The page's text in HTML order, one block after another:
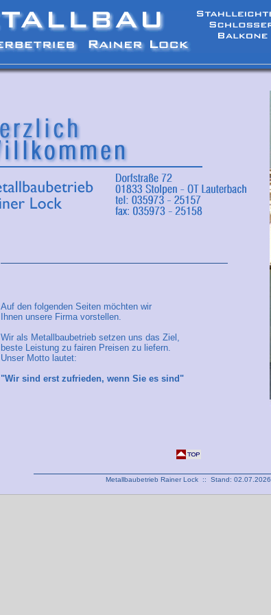
Auf den folgenden Seiten möchten wir
Ihnen unsere Firma vorstellen.
Wir als Metallbaubetrieb setzen uns das Ziel,
beste Leistung zu fairen Preisen zu liefern.
Unser Motto lautet:
"Wir sind erst zufrieden, wenn Sie es sind"
Metallbaubetrieb Rainer Lock :: Stand: 02.07.2026